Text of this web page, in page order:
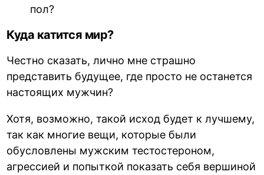
пол?
Куда катится мир?
Честно сказать, лично мне страшно
представить будущее, где просто не останется
настоящих мужчин?
Хотя, возможно, такой исход будет к лучшему,
так как многие вещи, которые были
обусловлены мужским тестостероном,
агрессией и попыткой показать себя вершиной